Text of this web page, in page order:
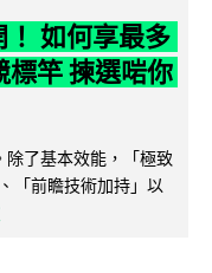
如何享最多
竿 揀選啱你
了基本效能，「極致
「前瞻技術加持」以